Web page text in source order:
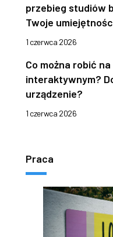
przebieg studiów
Twoje
1 czerwca 2026
Co można robić
interaktywnym?
urządzenie?
1 czerwca 2026
Praca